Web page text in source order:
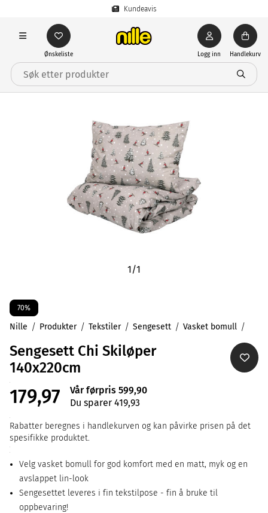
Kundeavis
Ønskeliste Logg inn Handlekurv
1/1
70%
Nille Produkter Tekstiler Sengesett Vasket bomull
Sengesett Chi Skiløper
140x220cm
179,97
Vår førpris 599,90
Du sparer 419,93
Rabatter beregnes i handlekurven og kan påvirke prisen på det
spesifikke produktet.
Velg vasket bomull for god komfort med en matt, myk og en
avslappet lin-look
Sengesettet leveres i fin tekstilpose - fin å bruke til
oppbevaring!